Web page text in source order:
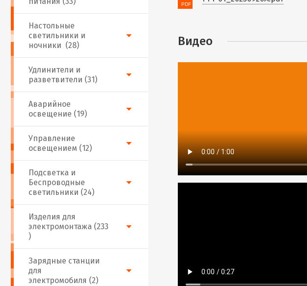
Аварийное
освещение (19)
Настольные
светильники и
ночники (28)
Подсветка и
Беспроводные
светильники (24)
Изделия для
электромонтажа (233
)
Удлинители и
разветвители (31)
Управление
освещением (12)
Зарядные станции
для
электромобиля (2)
Видео